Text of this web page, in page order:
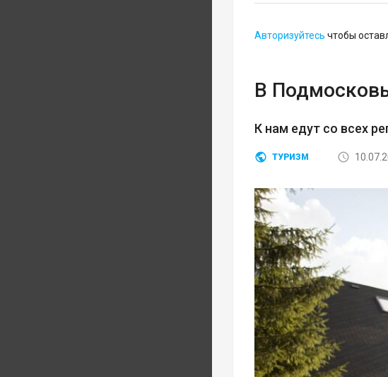
Авторизуйтесь чтобы
В
К нам едут со всех
ТУРИЗМ